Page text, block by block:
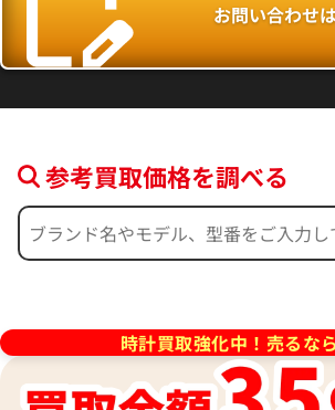
28日時点の参考買取価格で
14,000円
※2021年
す
お問い合わせ
参考買取価格を調べる
時計買取強化中！売るな